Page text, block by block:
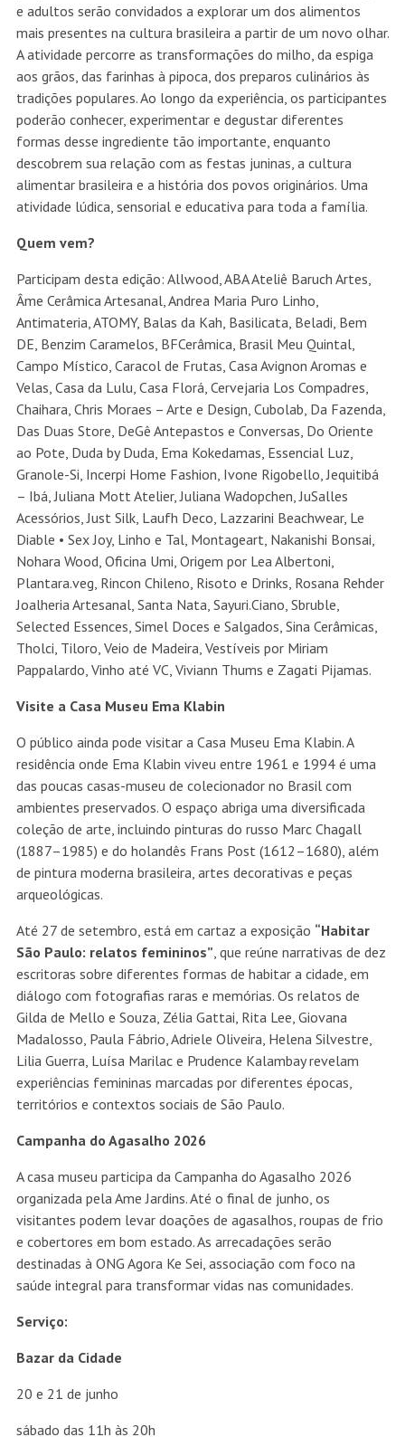
e adultos serão convidados a explorar um dos alimentos
mais presentes na cultura brasileira a partir de um novo olhar.
A atividade percorre as transformações do milho, da espiga
aos grãos, das farinhas à pipoca, dos preparos culinários às
tradições populares. Ao longo da experiência, os participantes
poderão conhecer, experimentar e degustar diferentes
formas desse ingrediente tão importante, enquanto
descobrem sua relação com as festas juninas, a cultura
alimentar brasileira e a história dos povos originários. Uma
atividade lúdica, sensorial e educativa para toda a família.
Quem vem?
Participam desta edição: Allwood, ABA Ateliê Baruch Artes,
Âme Cerâmica Artesanal, Andrea Maria Puro Linho,
Antimateria, ATOMY, Balas da Kah, Basilicata, Beladi, Bem
DE, Benzim Caramelos, BFCerâmica, Brasil Meu Quintal,
Campo Místico, Caracol de Frutas, Casa Avignon Aromas e
Velas, Casa da Lulu, Casa Florá, Cervejaria Los Compadres,
Chaihara, Chris Moraes – Arte e Design, Cubolab, Da Fazenda,
Das Duas Store, DeGê Antepastos e Conversas, Do Oriente
ao Pote, Duda by Duda, Ema Kokedamas, Essencial Luz,
Granole-Si, Incerpi Home Fashion, Ivone Rigobello, Jequitibá
– Ibá, Juliana Mott Atelier, Juliana Wadopchen, JuSalles
Acessórios, Just Silk, Laufh Deco, Lazzarini Beachwear, Le
Diable • Sex Joy, Linho e Tal, Montageart, Nakanishi Bonsai,
Nohara Wood, Oficina Umi, Origem por Lea Albertoni,
Plantara.veg, Rincon Chileno, Risoto e Drinks, Rosana Rehder
Joalheria Artesanal, Santa Nata, Sayuri.Ciano, Sbruble,
Selected Essences, Simel Doces e Salgados, Sina Cerâmicas,
Tholci, Tiloro, Veio de Madeira, Vestíveis por Miriam
Pappalardo, Vinho até VC, Viviann Thums e Zagati Pijamas.
Visite a Casa Museu Ema Klabin
O público ainda pode visitar a Casa Museu Ema Klabin. A
residência onde Ema Klabin viveu entre 1961 e 1994 é uma
das poucas casas-museu de colecionador no Brasil com
ambientes preservados. O espaço abriga uma diversificada
coleção de arte, incluindo pinturas do russo Marc Chagall
(1887–1985) e do holandês Frans Post (1612–1680), além
de pintura moderna brasileira, artes decorativas e peças
arqueológicas.
Até 27 de setembro, está em cartaz a exposição “Habitar
São Paulo: relatos femininos”, que reúne narrativas de dez
escritoras sobre diferentes formas de habitar a cidade, em
diálogo com fotografias raras e memórias. Os relatos de
Gilda de Mello e Souza, Zélia Gattai, Rita Lee, Giovana
Madalosso, Paula Fábrio, Adriele Oliveira, Helena Silvestre,
Lilia Guerra, Luísa Marilac e Prudence Kalambay revelam
experiências femininas marcadas por diferentes épocas,
territórios e contextos sociais de São Paulo.
Campanha do Agasalho 2026
A casa museu participa da Campanha do Agasalho 2026
organizada pela Ame Jardins. Até o final de junho, os
visitantes podem levar doações de agasalhos, roupas de frio
e cobertores em bom estado. As arrecadações serão
destinadas à ONG Agora Ke Sei, associação com foco na
saúde integral para transformar vidas nas comunidades.
Serviço:
Bazar da Cidade
20 e 21 de junho
sábado das 11h às 20h